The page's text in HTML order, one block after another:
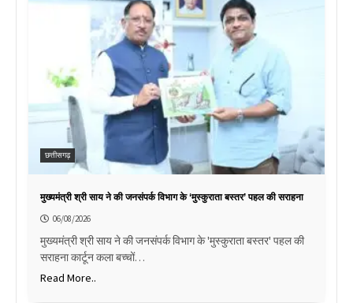
छत्तीसगढ़
मुख्यमंत्री श्री साय ने की जनसंपर्क विभाग के ‘मुस्कुराता बस्तर’ पहल की सराहना
06/08/2026
मुख्यमंत्री श्री साय ने की जनसंपर्क विभाग के 'मुस्कुराता बस्तर' पहल की
सराहना कार्टून कला बच्चों…
Read More..